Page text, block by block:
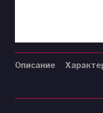
Описание